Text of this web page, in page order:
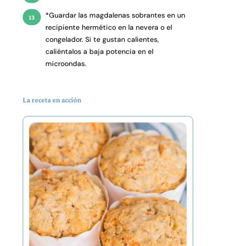
*Guardar las magdalenas sobrantes en un
recipiente hermético en la nevera o el
congelador. Si te gustan calientes,
caliéntalos a baja potencia en el
microondas.
La receta en acción